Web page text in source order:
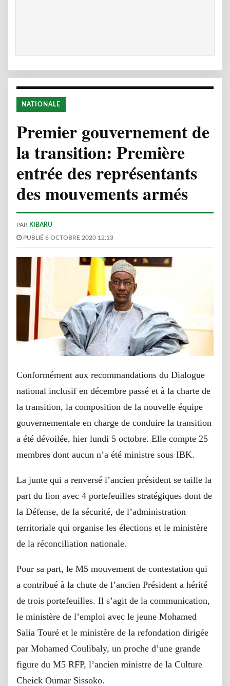
NATIONALE
Premier gouvernement de
la transition: Première
entrée des représentants
des mouvements armés
PAR KIBARU
PUBLIÉ 6 OCTOBRE 2020 12:13
Conformément aux recommandations du Dialogue
national inclusif en décembre passé et à la charte de
la transition, la composition de la nouvelle équipe
gouvernementale en charge de conduire la transition
a été dévoilée, hier lundi 5 octobre. Elle compte 25
membres dont aucun n’a été ministre sous IBK.
La junte qui a renversé l’ancien président se taille la
part du lion avec 4 portefeuilles stratégiques dont de
la Défense, de la sécurité, de l’administration
territoriale qui organise les élections et le ministère
de la réconciliation nationale.
Pour sa part, le M5 mouvement de contestation qui
a contribué à la chute de l’ancien Président a hérité
de trois portefeuilles. Il s’agit de la communication,
le ministère de l’emploi avec le jeune Mohamed
Salia Touré et le ministère de la refondation dirigée
par Mohamed Coulibaly, un proche d’une grande
figure du M5 RFP, l’ancien ministre de la Culture
Cheick Oumar Sissoko.